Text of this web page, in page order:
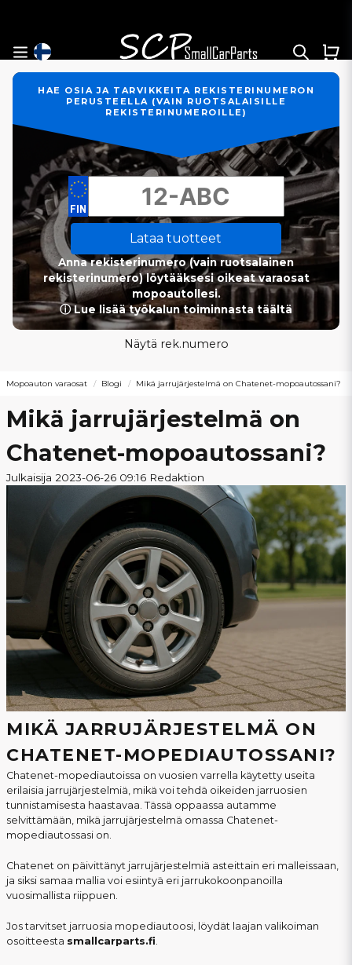
HAE OSIA JA TARVIKKEITA REKISTERINUMERON
PERUSTEELLA (VAIN RUOTSALAISILLE
REKISTERINUMEROILLE)
Lataa tuotteet
Anna rekisterinumero (vain ruotsalainen
rekisterinumero) löytääksesi oikeat varaosat
mopoautollesi.
ⓘ Lue lisää työkalun toiminnasta täältä
Näytä rek.numero
Mopoauton varaosat Blogi Mikä jarrujärjestelmä on Chatenet-mopoautossani?
Mikä jarrujärjestelmä on
Chatenet-mopoautossani?
Julkaisija 2023-06-26 09:16 Redaktion
MIKÄ JARRUJÄRJESTELMÄ ON
CHATENET-MOPEDIAUTOSSANI?
Chatenet-mopediautoissa on vuosien varrella käytetty useita
erilaisia jarrujärjestelmiä, mikä voi tehdä oikeiden jarruosien
tunnistamisesta haastavaa. Tässä oppaassa autamme
selvittämään, mikä jarrujärjestelmä omassa Chatenet-
mopediautossasi on.
Chatenet on päivittänyt jarrujärjestelmiä asteittain eri malleissaan,
ja siksi samaa mallia voi esiintyä eri jarrukokoonpanoilla
vuosimallista riippuen.
Jos tarvitset jarruosia mopediautoosi, löydät laajan valikoiman
osoitteesta smallcarparts.fi.